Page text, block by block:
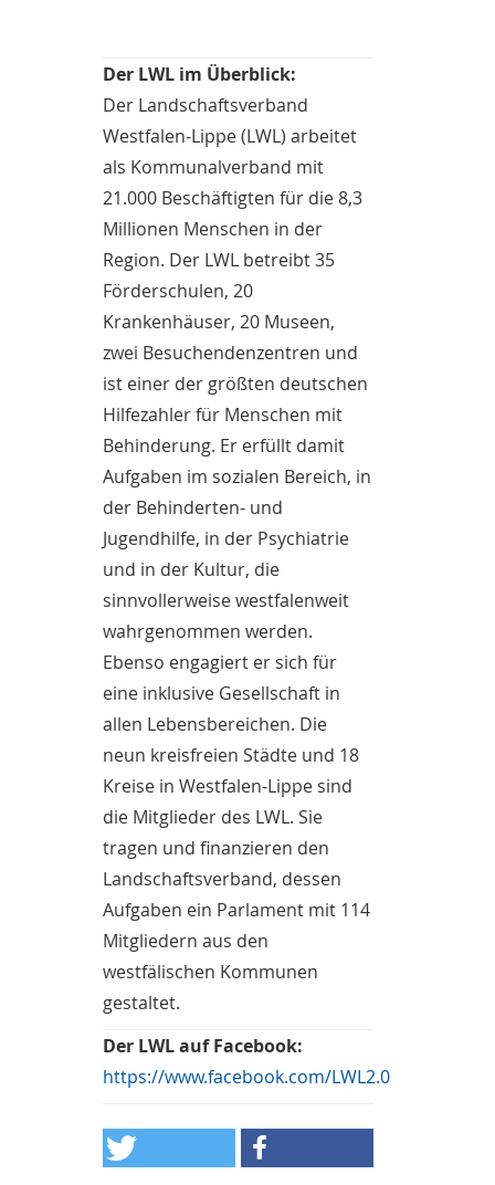
Der LWL im Überblick:
Der Landschaftsverband
Westfalen-Lippe (LWL) arbeitet
als Kommunalverband mit
21.000 Beschäftigten für die 8,3
Millionen Menschen in der
Region. Der LWL betreibt 35
Förderschulen, 20
Krankenhäuser, 20 Museen,
zwei Besuchendenzentren und
ist einer der größten deutschen
Hilfezahler für Menschen mit
Behinderung. Er erfüllt damit
Aufgaben im sozialen Bereich, in
der Behinderten- und
Jugendhilfe, in der Psychiatrie
und in der Kultur, die
sinnvollerweise westfalenweit
wahrgenommen werden.
Ebenso engagiert er sich für
eine inklusive Gesellschaft in
allen Lebensbereichen. Die
neun kreisfreien Städte und 18
Kreise in Westfalen-Lippe sind
die Mitglieder des LWL. Sie
tragen und finanzieren den
Landschaftsverband, dessen
Aufgaben ein Parlament mit 114
Mitgliedern aus den
westfälischen Kommunen
gestaltet.
Der LWL auf Facebook:
https://www.facebook.com/LWL2.0